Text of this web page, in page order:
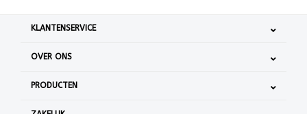
KLANTENSERVICE
OVER ONS
PRODUCTEN